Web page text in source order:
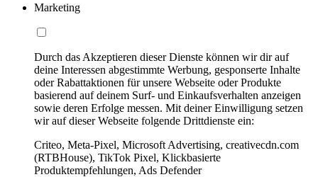
Marketing
Durch das Akzeptieren dieser Dienste können wir dir auf
deine Interessen abgestimmte Werbung, gesponserte Inhalte
oder Rabattaktionen für unsere Webseite oder Produkte
basierend auf deinem Surf- und Einkaufsverhalten anzeigen
sowie deren Erfolge messen. Mit deiner Einwilligung setzen
wir auf dieser Webseite folgende Drittdienste ein:
Criteo, Meta-Pixel, Microsoft Advertising, creativecdn.com
(RTBHouse), TikTok Pixel, Klickbasierte
Produktempfehlungen, Ads Defender